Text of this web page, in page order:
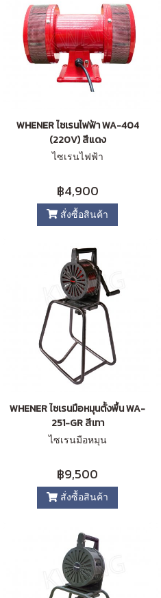
WHENER ไซเรนไฟฟ้า WA-404
(220V) สีแดง
ไซเรนไฟฟ้า
฿4,900
สั่งซื้อสินค้า
WHENER ไซเรนมือหมุนตั้งพื้น WA-
251-GR สีเทา
ไซเรนมือหมุน
฿9,500
สั่งซื้อสินค้า